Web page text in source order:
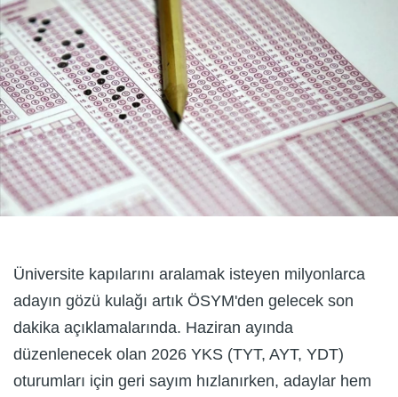
Üniversite kapılarını aralamak isteyen milyonlarca
adayın gözü kulağı artık ÖSYM'den gelecek son
dakika açıklamalarında. Haziran ayında
düzenlenecek olan 2026 YKS (TYT, AYT, YDT)
oturumları için geri sayım hızlanırken, adaylar hem